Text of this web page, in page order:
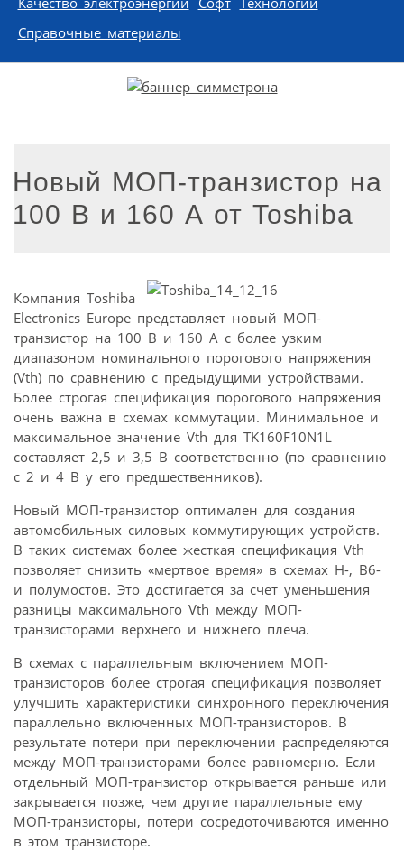
Справочные материалы
Новый МОП-транзистор на
100 В и 160 А от Toshiba
Компания Toshiba
Electronics Europe представляет новый МОП-
транзистор на 100 В и 160 А с более узким
диапазоном номинального порогового напряжения
(Vth) по сравнению с предыдущими устройствами.
Более строгая спецификация порогового напряжения
очень важна в схемах коммутации. Минимальное и
максимальное значение Vth для TK160F10N1L
составляет 2,5 и 3,5 В соответственно (по сравнению
с 2 и 4 В у его предшественников).
Новый МОП-транзистор оптимален для создания
автомобильных силовых коммутирующих устройств.
В таких системах более жесткая спецификация Vth
позволяет снизить «мертвое время» в схемах H-, B6-
и полумостов. Это достигается за счет уменьшения
разницы максимального Vth между МОП-
транзисторами верхнего и нижнего плеча.
В схемах с параллельным включением МОП-
транзисторов более строгая спецификация позволяет
улучшить характеристики синхронного переключения
параллельно включенных МОП-транзисторов. В
результате потери при переключении распределяются
между МОП-транзисторами более равномерно. Если
отдельный МОП-транзистор открывается раньше или
закрывается позже, чем другие параллельные ему
МОП-транзисторы, потери сосредоточиваются именно
в этом транзисторе.